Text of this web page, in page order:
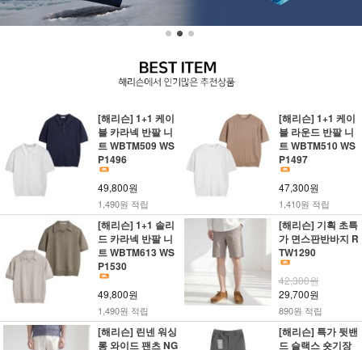
[해리슨] 1+1 케이
블 카라넥 반팔 니
트 WBTM509 WS
P1496
49,800원
1,490원 적립
[해리슨] 1+1 케이
블 라운드 반팔 니
트 WBTM510 WS
P1497
47,300원
1,410원 적립
[해리슨] 1+1 솔리
드 카라넥 반팔 니
트 WBTM613 WS
P1530
49,800원
1,490원 적립
[해리슨] 기획 초특
가 면스판반바지 R
TW1290
42,300원
29,700원
890원 적립
[해리슨] 린넨 워싱
롱 와이드 팬츠 NG
[해리슨] 특가 뒷밴
드 슬랙스 숏기장